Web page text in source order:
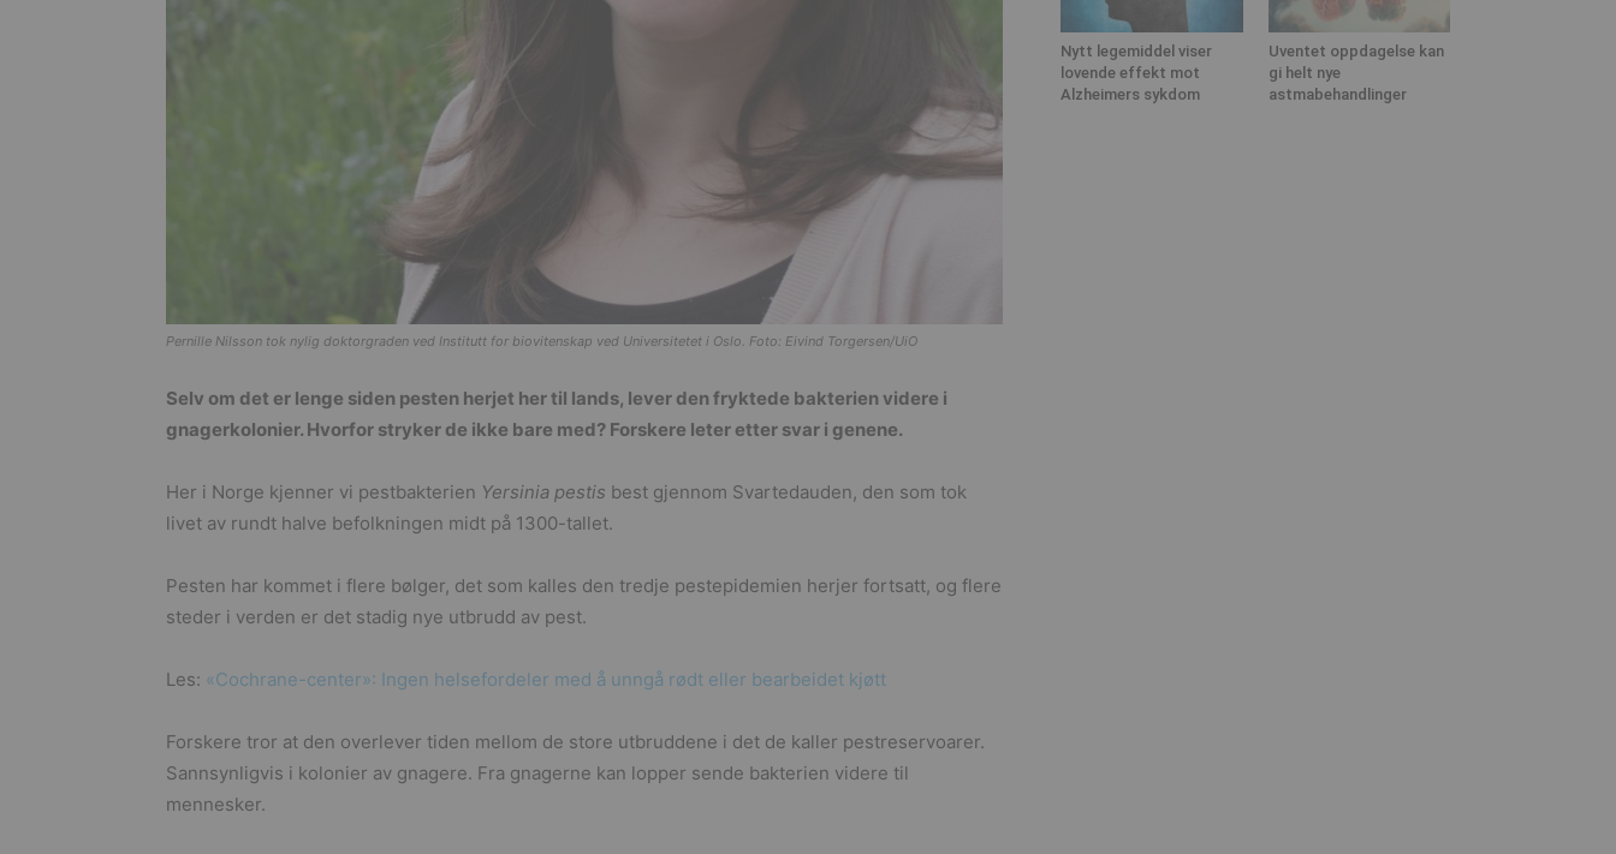
Pernille Nilsson tok nylig doktorgraden ved Institutt for biovitenskap ved Universitetet i Oslo. Foto: Eivind Torgersen/UiO
Selv om det er lenge siden pesten herjet her til lands, lever den fryktede bakterien videre i
gnagerkolonier. Hvorfor stryker de ikke bare med? Forskere leter etter svar i genene.
Her i Norge kjenner vi pestbakterien Yersinia pestis best gjennom Svartedauden, den som tok
livet av rundt halve befolkningen midt på 1300-tallet.
Pesten har kommet i flere bølger, det som kalles den tredje pestepidemien herjer fortsatt, og flere
steder i verden er det stadig nye utbrudd av pest.
Les: «Cochrane-center»: Ingen helsefordeler med å unngå rødt eller bearbeidet kjøtt
Forskere tror at den overlever tiden mellom de store utbruddene i det de kaller pestreservoarer.
Sannsynligvis i kolonier av gnagere. Fra gnagerne kan lopper sende bakterien videre til
mennesker.
Nytt legemiddel viser
lovende effekt mot
Alzheimers sykdom
Uventet oppdagelse kan
gi helt nye
astmabehandlinger